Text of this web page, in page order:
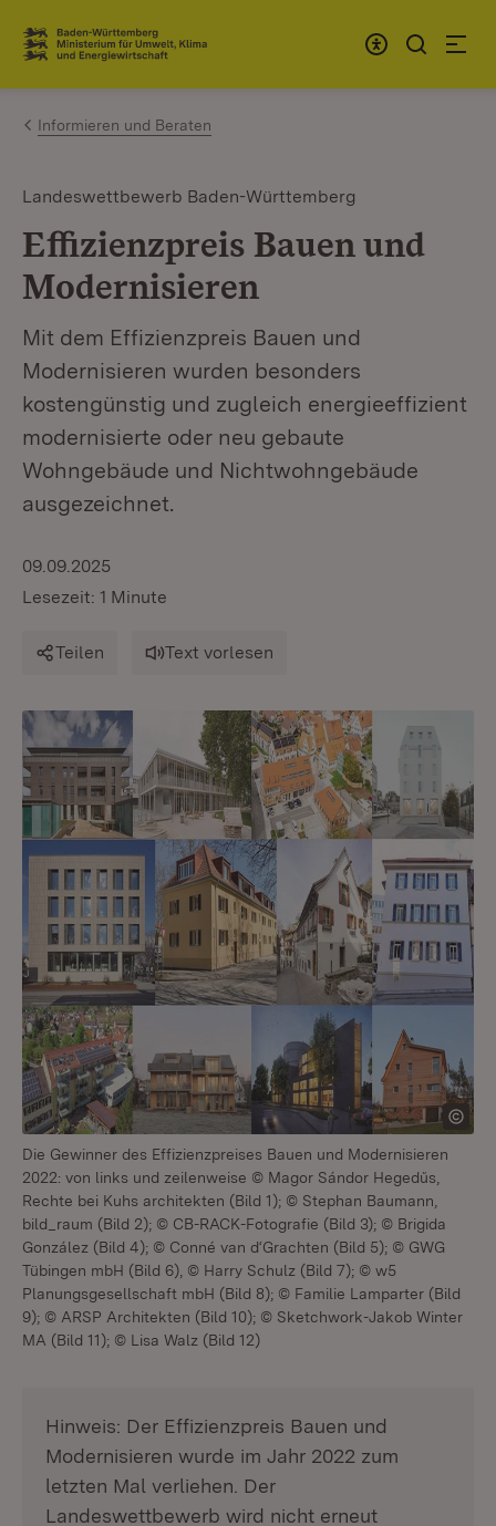
Zum Inhalt springen
Link zur Startseite
Informieren und Beraten
Landeswettbewerb Baden-Württemberg
Effizienzpreis Bauen und
Modernisieren
Mit dem Effizienzpreis Bauen und
Modernisieren wurden besonders
kostengünstig und zugleich energieeffizient
modernisierte oder neu gebaute
Wohngebäude und Nichtwohngebäude
ausgezeichnet.
09.09.2025
Lesezeit: 1 Minute
Teilen Text vorlesen
Die Gewinner des Effizienzpreises Bauen und Modernisieren
2022: von links und zeilenweise © Magor Sándor Hegedűs,
Rechte bei Kuhs architekten (Bild 1); © Stephan Baumann,
bild_raum (Bild 2); © CB-RACK-Fotografie (Bild 3); © Brigida
González (Bild 4); © Conné van d‘Grachten (Bild 5); © GWG
Tübingen mbH (Bild 6), © Harry Schulz (Bild 7); © w5
Planungsgesellschaft mbH (Bild 8); © Familie Lamparter (Bild
9); © ARSP Architekten (Bild 10); © Sketchwork-Jakob Winter
MA (Bild 11); © Lisa Walz (Bild 12)
Hinweis: Der Effizienzpreis Bauen und
Modernisieren wurde im Jahr 2022 zum
letzten Mal verliehen. Der
Landeswettbewerb wird nicht erneut